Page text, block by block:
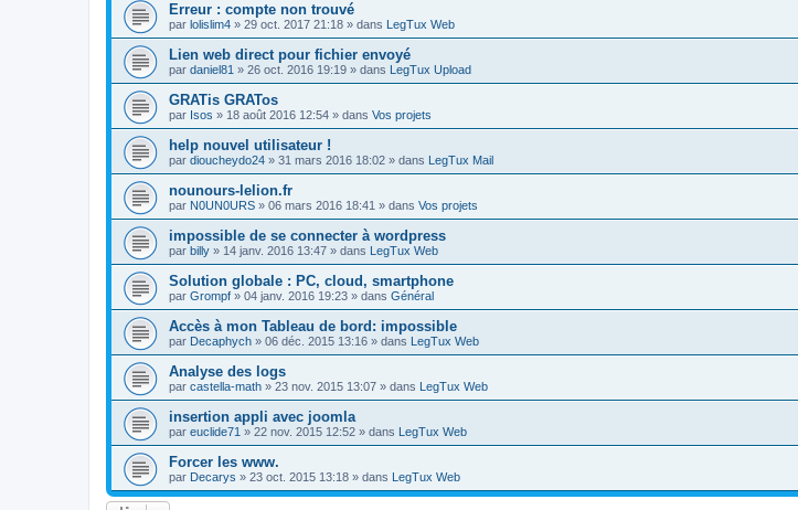
Erreur : compte non trouvé
par lolislim4 » 29 oct. 2017 21:18 » dans LegTux Web
Lien web direct pour fichier envoyé
par daniel81 » 26 oct. 2016 19:19 » dans LegTux Upload
GRATis GRATos
par Isos » 18 août 2016 12:54 » dans Vos projets
help nouvel utilisateur !
par dioucheydo24 » 31 mars 2016 18:02 » dans LegTux Mail
nounours-lelion.fr
par N0UN0URS » 06 mars 2016 18:41 » dans Vos projets
impossible de se connecter à wordpress
par billy » 14 janv. 2016 13:47 » dans LegTux Web
Solution globale : PC, cloud, smartphone
par Grompf » 04 janv. 2016 19:23 » dans Général
Accès à mon Tableau de bord: impossible
par Decaphych » 06 déc. 2015 13:16 » dans LegTux Web
Analyse des logs
par castella-math » 23 nov. 2015 13:07 » dans LegTux Web
insertion appli avec joomla
par euclide71 » 22 nov. 2015 12:52 » dans LegTux Web
Forcer les www.
par Decarys » 23 oct. 2015 13:18 » dans LegTux Web